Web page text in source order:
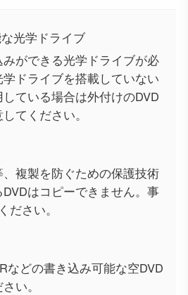
光学ドライブ
みができる光学ドライブが必
ドライブを搭載していない
ている場合は外付けのDVD
てください。
複製を防ぐための保護技術
はコピーできません。事
ださい。
などの書き込み可能な空DVD
い。